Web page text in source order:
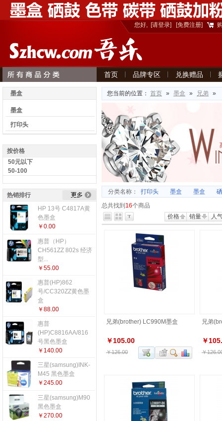
您好, [请登录] [免费注册]
首页 品牌专区 兑换赠品
意见建议
您当前的位置： 首页 » 墨盒 » 兄弟 »
分类名称： 打印头 墨盒 墨盒
总共找到 16个商品
价格
销量 人
兄弟(brother) LC990M墨盒
￥105.00
￥126.00
兄弟
￥
￥
墨盒
墨盒
打印头
按价格
50元以下
50-100
热销排行
HP 13号 C4817A黄
色墨盒
￥0.00
惠普（HP）
CH561ZZ 802s 经济
型...
￥55.00
惠普(HP)862
号/CC320ZZ黄色墨
盒
￥88.00
惠普
(HP)C8816AA/816
号黑色墨盒
￥140.00
三星(samsung)INK-
M45 黑色墨盒
￥245.00
三星(samsung)M90
黑色墨盒
￥270.00
更多...